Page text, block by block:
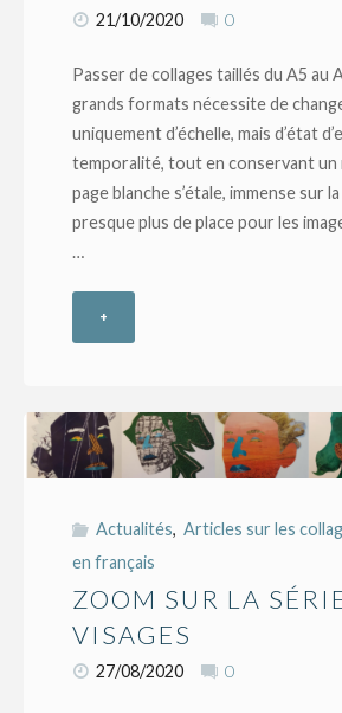
format"
21/10/2020 0
Passer de collages taillés du A5 au
grands formats nécessite de
uniquement d’échelle, mais d’état
temporalité, tout en conservant un
page blanche s’étale, immense sur la
presque plus de place pour les
…
+"Du
au
XL
changement
de
format"
Actualités, Articles sur les
en français
ZOOM SUR LA
VISAGES
27/08/2020 0